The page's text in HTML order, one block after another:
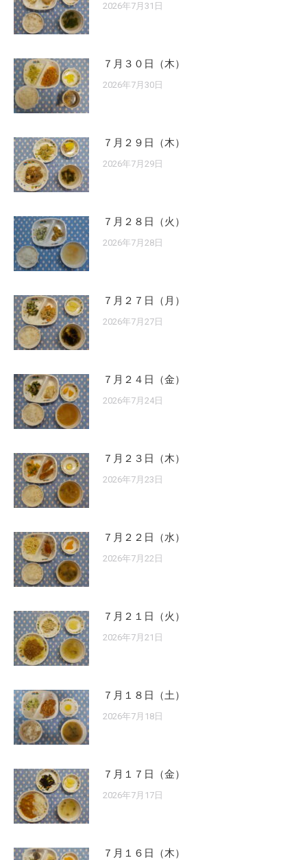
2026年7月31日
７月３０日（木）
2026年7月30日
７月２９日（木）
2026年7月29日
７月２８日（火）
2026年7月28日
７月２７日（月）
2026年7月27日
７月２４日（金）
2026年7月24日
７月２３日（木）
2026年7月23日
７月２２日（水）
2026年7月22日
７月２１日（火）
2026年7月21日
７月１８日（土）
2026年7月18日
７月１７日（金）
2026年7月17日
７月１６日（木）